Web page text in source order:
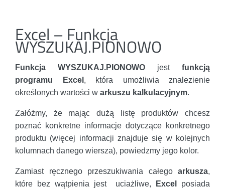
Excel – Funkcja
WYSZUKAJ.PIONOWO
Funkcja WYSZUKAJ.PIONOWO jest funkcją
programu Excel , która umożliwia znalezienie
określonych wartości w arkuszu kalkulacyjnym.
Załóżmy, że mając dużą listę produktów chcesz
poznać konkretne informacje dotyczące konkretnego
produktu (więcej informacji znajduje się w kolejnych
kolumnach danego wiersza), powiedzmy jego kolor.
Zamiast ręcznego przeszukiwania całego arkusza,
które bez wątpienia jest uciażliwe,
Excel
posiada